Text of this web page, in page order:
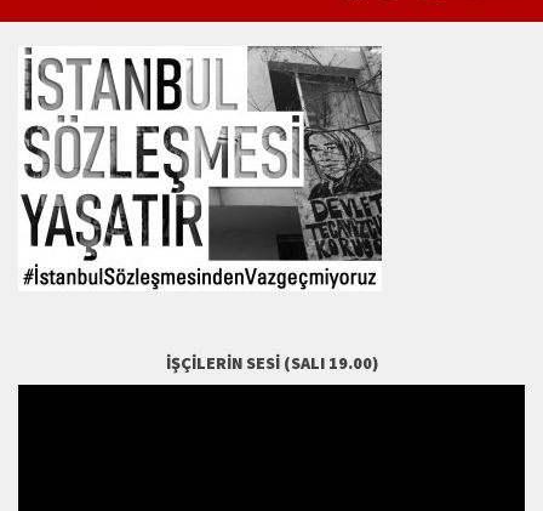
İŞÇILERIN SESI (SALI 19.00)